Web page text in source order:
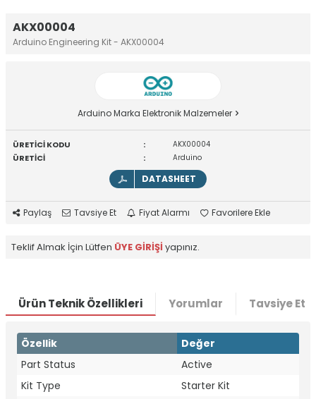
AKX00004
Arduino Engineering Kit - AKX00004
Arduino Marka Elektronik Malzemeler
ÜRETİCİ KODU : AKX00004
ÜRETİCİ : Arduino
DATASHEET
Paylaş Tavsiye Et Fiyat Alarmı Favorilere Ekle
Teklif Almak İçin Lütfen ÜYE GİRİŞİ yapınız.
Ürün Teknik Özellikleri Yorumlar Tavsiye Et
Özellik
Değer
Part Status
Active
Kit Type
Starter Kit